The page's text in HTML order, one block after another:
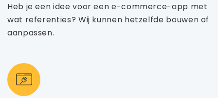
Heb je een idee voor een e-commerce-app met
wat referenties? Wij kunnen hetzelfde bouwen of
aanpassen.